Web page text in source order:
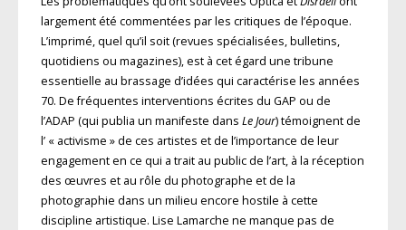
largement été commentées par les critiques de l’époque.
L’imprimé, quel qu’il soit (revues spécialisées, bulletins,
quotidiens ou magazines), est à cet égard une tribune
essentielle au brassage d’idées qui caractérise les années
70. De fréquentes interventions écrites du GAP ou de
l’ADAP (qui publia un manifeste dans Le Jour) témoignent de
l’ « activisme » de ces artistes et de l’importance de leur
engagement en ce qui a trait au public de l’art, à la réception
des œuvres et au rôle du photographe et de la
photographie dans un milieu encore hostile à cette
discipline artistique. Lise Lamarche ne manque pas de